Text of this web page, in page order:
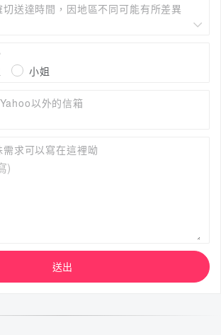
切送達時間，因地區不同可能有所差異
小姐
以外的信箱
需求可以寫在這裡呦
送出